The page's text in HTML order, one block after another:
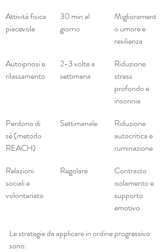
Attività fisica
piacevole
30 min al
giorno
Migliorament
o umore e
resilienza
Autoipnosi e
rilassamento
2-3 volte a
settimana
Riduzione
stress
profondo e
insonnia
Perdono di
sé (metodo
REACH)
Settimanale
Riduzione
autocritica e
ruminazione
Relazioni
sociali e
volontariato
Regolare
Contrasto
isolamento e
supporto
emotivo
Le strategie da applicare in ordine progressivo
sono: